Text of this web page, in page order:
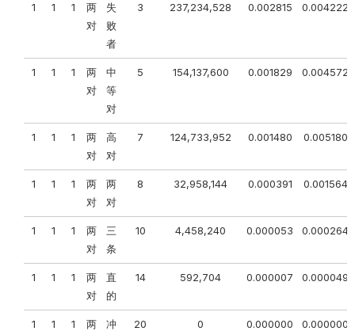
1 1 1
两
对
失
败
者
3 237,234,528 0.002815 0.004222
1 1 1
两
对
中
等
对
5 154,137,600 0.001829 0.004572
1 1 1
两
对
高
对
7 124,733,952 0.001480 0.005180
1 1 1
两
对
两
对
8 32,958,144 0.000391 0.001564
1 1 1
两
对
三
条
10 4,458,240 0.000053 0.000264
1 1 1
两
对
直
的
14 592,704 0.000007 0.000049
1 1 1
两
冲
20 0 0.000000 0.000000